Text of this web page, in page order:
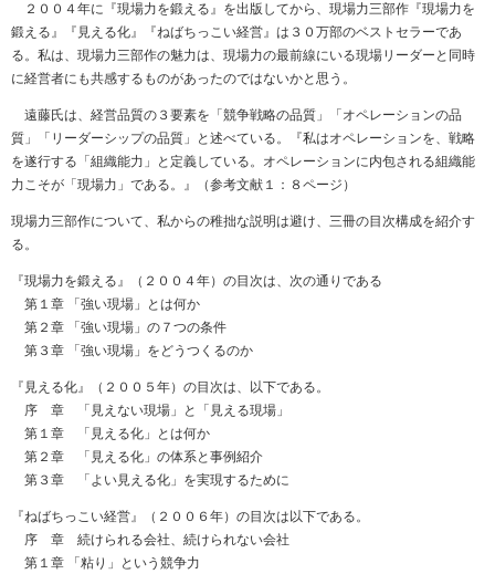
２００４年に『現場力を鍛える』を出版してから、現場力三部作『現場力を
鍛える』『見える化』『ねばちっこい経営』は３０万部のベストセラーであ
る。私は、現場力三部作の魅力は、現場力の最前線にいる現場リーダーと同時
に経営者にも共感するものがあったのではないかと思う。
遠藤氏は、経営品質の３要素を「競争戦略の品質」「オペレーションの品
質」「リーダーシップの品質」と述べている。『私はオペレーションを、戦略
を遂行する「組織能力」と定義している。オペレーションに内包される組織能
力こそが「現場力」である。』（参考文献１：８ページ）
現場力三部作について、私からの稚拙な説明は避け、三冊の目次構成を紹介す
る。
『現場力を鍛える』（２００４年）の目次は、次の通りである
第１章 「強い現場」とは何か
第２章 「強い現場」の７つの条件
第３章 「強い現場」をどうつくるのか
『見える化』（２００５年）の目次は、以下である。
序 章 「見えない現場」と「見える現場」
第１章 「見える化」とは何か
第２章 「見える化」の体系と事例紹介
第３章 「よい見える化」を実現するために
『ねばちっこい経営』（２００６年）の目次は以下である。
序 章 続けられる会社、続けられない会社
第１章 「粘り」という競争力